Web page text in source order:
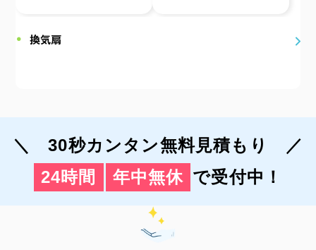
換気扇
＼ 30秒カンタン無料見積もり ／
24時間
年中無休 で受付中！